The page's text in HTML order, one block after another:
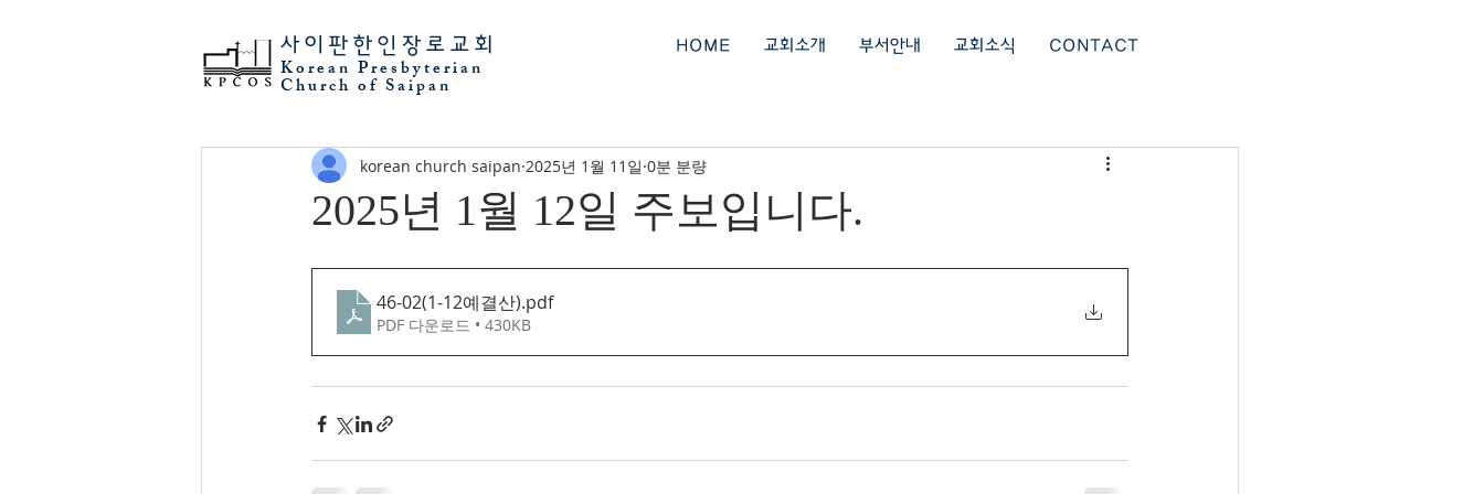
HOME 교회소개 부서안내 교회소식 CONTACT
사이판 한인장로교회
Korean Presbyterian
Church of Saipan
2025년 1월 12일 주보입니다.
korean church saipan 2025년 1월 11일 0분 분량
46-02(1-12예결산).pdf
PDF 다운로드 • 430KB